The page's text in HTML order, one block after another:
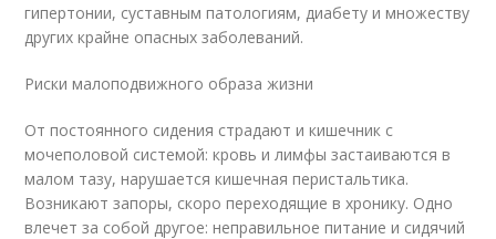
гипертонии, суставным патологиям, диабету и множеству
других крайне опасных заболеваний.
Риски малоподвижного образа жизни
От постоянного сидения страдают и кишечник с
мочеполовой системой: кровь и лимфы застаиваются в
малом тазу, нарушается кишечная перистальтика.
Возникают запоры, скоро переходящие в хронику. Одно
влечет за собой другое: неправильное питание и сидячий